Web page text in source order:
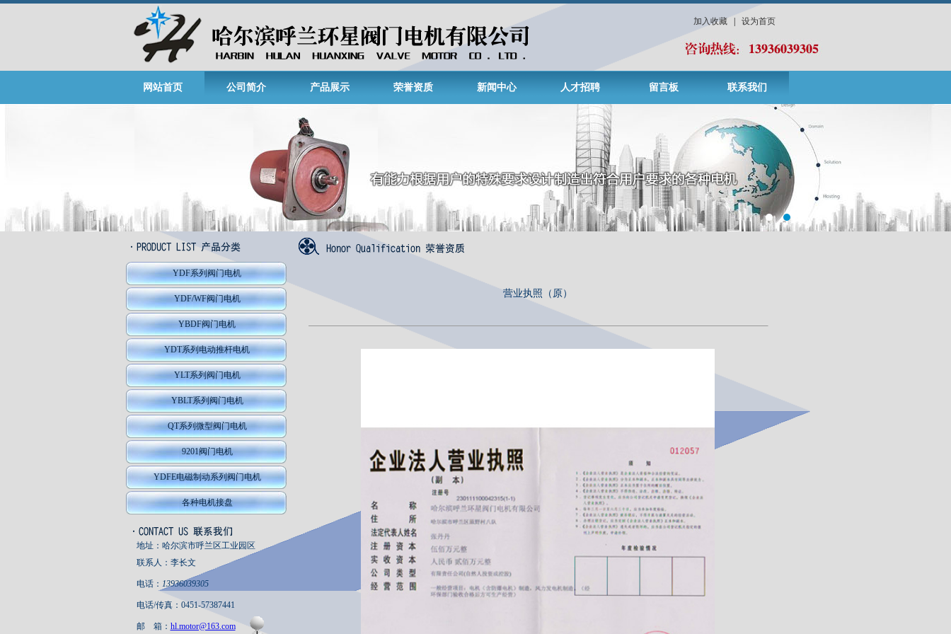
加入收藏 设为首页
网站首页 公司简介 产品展示 荣誉资质 新闻中心 人才招聘 留言板 联系我们
YDF系列阀门电机
YDF/WF阀门电机
YBDF阀门电机
YDT系列电动推杆电机
YLT系列阀门电机
YBLT系列阀门电机
QT系列微型阀门电机
9201阀门电机
YDFE电磁制动系列阀门电机
各种电机接盘
地址：哈尔滨市呼兰区工业园区
联系人：李长文
电话： 13936039305
电话/传真：0451-57387441
邮 箱： hl.motor@163.com
营业执照（原）